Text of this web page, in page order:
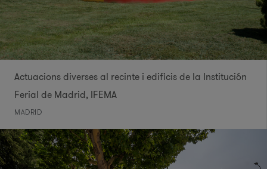
Actuacions diverses al recinte i edificis de la Institución
Ferial de Madrid, IFEMA
MADRID